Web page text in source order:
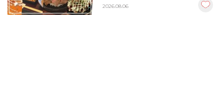
2026.08.06